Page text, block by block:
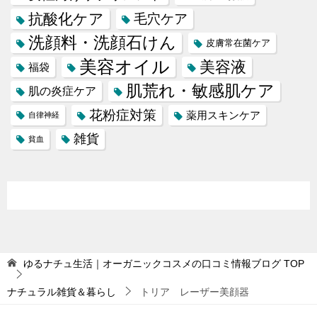
抗酸化ケア 毛穴ケア
洗顔料・洗顔石けん 皮膚常在菌ケア
福袋 美容オイル 美容液
肌の炎症ケア 肌荒れ・敏感肌ケア
自律神経 花粉症対策 薬用スキンケア
貧血 雑貨
ゆるナチュ生活｜オーガニックコスメの口コミ情報ブログ TOP
ナチュラル雑貨＆暮らし トリア レーザー美顔器